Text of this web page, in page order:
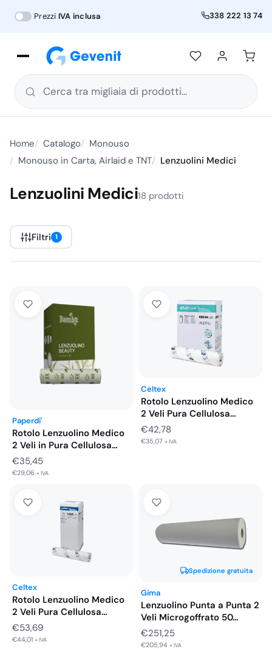
Prezzi IVA inclusa 338 222 13 74
Cerca tra migliaia di prodotti...
Home Catalogo
Monouso
Monouso in Carta, Airlaid e TNT
Lenzuolini Medici
Lenzuolini Medici18 prodotti
Filtri 1
Paperdi'
Rotolo Lenzuolino Medico
2 Veli in Pura Cellulosa…
€35,45
€29,06 + IVA
Celtex
Rotolo Lenzuolino Medico
2 Veli Pura Cellulosa
Celtex…
€42,78
€35,07 + IVA
Celtex
Rotolo Lenzuolino Medico
2 Veli Pura Cellulosa
Celtex…
€53,69
€44,01 + IVA
Spedizione gratuita
Gima
Lenzuolino Punta a Punta 2
Veli Microgoffrato 50…
€251,25
€205,94 + IVA